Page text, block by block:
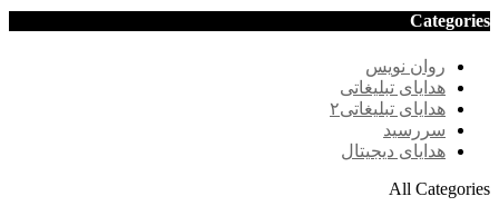
Categories
روان نویس
هدایای تبلیغاتی
هدایای تبلیغاتی۲
سررسید
هدایای دیجیتال
All Categories